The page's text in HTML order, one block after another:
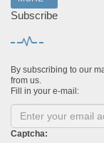
Subscribe
By subscribing to our
from us.
Fill in your e-mail:
Captcha: